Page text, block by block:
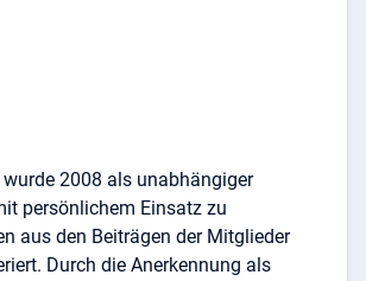
2008 als unabhängiger
persönlichem Einsatz zu
aus den Beiträgen der Mitglieder
Durch die Anerkennung als